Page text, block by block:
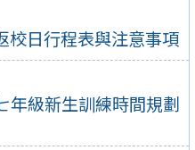
校日行程表與注意事項
年級新生訓練時間規劃